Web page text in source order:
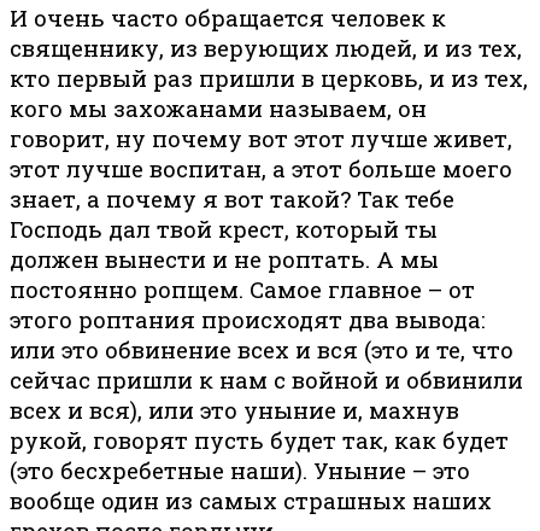
И очень часто обращается человек к
священнику, из верующих людей, и из тех,
кто первый раз пришли в церковь, и из тех,
кого мы захожанами называем, он
говорит, ну почему вот этот лучше живет,
этот лучше воспитан, а этот больше моего
знает, а почему я вот такой? Так тебе
Господь дал твой крест, который ты
должен вынести и не роптать. А мы
постоянно ропщем. Самое главное – от
этого роптания происходят два вывода:
или это обвинение всех и вся (это и те, что
сейчас пришли к нам с войной и обвинили
всех и вся), или это уныние и, махнув
рукой, говорят пусть будет так, как будет
(это бесхребетные наши). Уныние – это
вообще один из самых страшных наших